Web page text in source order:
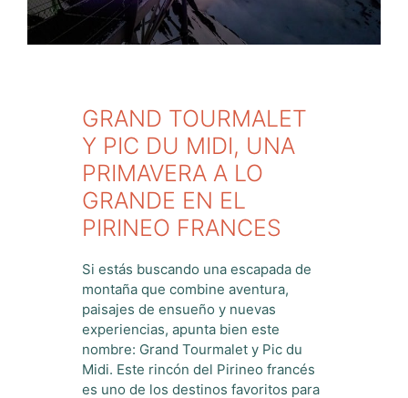
GRAND TOURMALET
Y PIC DU MIDI, UNA
PRIMAVERA A LO
GRANDE EN EL
PIRINEO FRANCES
Si estás buscando una escapada de
montaña que combine aventura,
paisajes de ensueño y nuevas
experiencias, apunta bien este
nombre: Grand Tourmalet y Pic du
Midi. Este rincón del Pirineo francés
es uno de los destinos favoritos para